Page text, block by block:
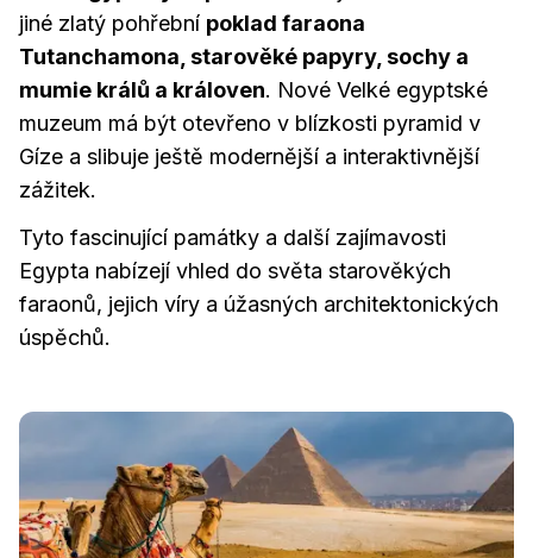
jiné zlatý pohřební poklad faraona
Tutanchamona, starověké papyry, sochy a
mumie králů a královen. Nové Velké egyptské
muzeum má být otevřeno v blízkosti pyramid v
Gíze a slibuje ještě modernější a interaktivnější
zážitek.
Tyto fascinující památky a další zajímavosti
Egypta nabízejí vhled do světa starověkých
faraonů, jejich víry a úžasných architektonických
úspěchů.